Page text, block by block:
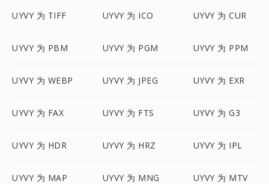
UYVY 为 TIFF UYVY 为 ICO UYVY 为 CUR
UYVY 为 PBM UYVY 为 PGM UYVY 为 PPM
UYVY 为 WEBP UYVY 为 JPEG UYVY 为 EXR
UYVY 为 FAX UYVY 为 FTS UYVY 为 G3
UYVY 为 HDR UYVY 为 HRZ UYVY 为 IPL
UYVY 为 MAP UYVY 为 MNG UYVY 为 MTV